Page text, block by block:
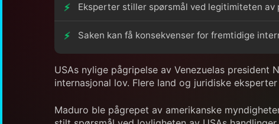
Eksperter stiller spørsmål ved legitimiteten av
Saken kan få konsekvenser for fremtidige
USAs nylige pågripelse av Venezuelas
internasjonal lov. Flere land og juridiske
Maduro ble pågrepet av amerikanske